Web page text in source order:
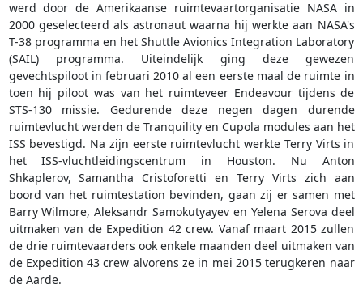
werd door de Amerikaanse ruimtevaartorganisatie NASA in
2000 geselecteerd als astronaut waarna hij werkte aan NASA's
T-38 programma en het Shuttle Avionics Integration Laboratory
(SAIL) programma. Uiteindelijk ging deze gewezen
gevechtspiloot in februari 2010 al een eerste maal de ruimte in
toen hij piloot was van het ruimteveer Endeavour tijdens de
STS-130 missie. Gedurende deze negen dagen durende
ruimtevlucht werden de Tranquility en Cupola modules aan het
ISS bevestigd. Na zijn eerste ruimtevlucht werkte Terry Virts in
het ISS-vluchtleidingscentrum in Houston. Nu Anton
Shkaplerov, Samantha Cristoforetti en Terry Virts zich aan
boord van het ruimtestation bevinden, gaan zij er samen met
Barry Wilmore, Aleksandr Samokutyayev en Yelena Serova deel
uitmaken van de Expedition 42 crew. Vanaf maart 2015 zullen
de drie ruimtevaarders ook enkele maanden deel uitmaken van
de Expedition 43 crew alvorens ze in mei 2015 terugkeren naar
de Aarde.